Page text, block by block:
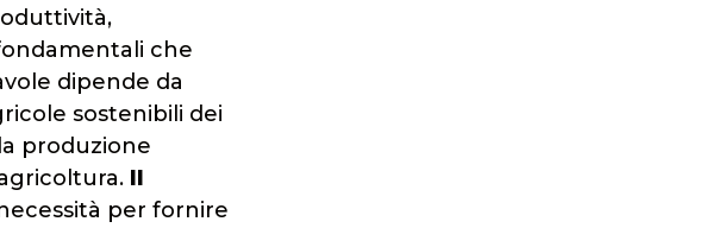
che
dipende da
sostenibili dei
produzione
Il
per fornire